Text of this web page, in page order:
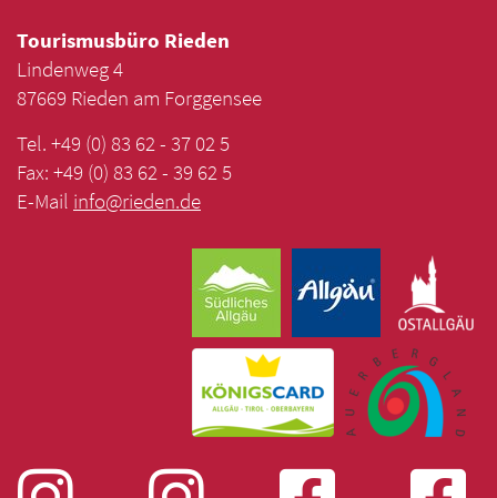
Tourismusbüro Rieden
Lindenweg 4
87669 Rieden am Forggensee
Tel. +49 (0) 83 62 - 37 02 5
Fax: +49 (0) 83 62 - 39 62 5
E-Mail info@rieden.de